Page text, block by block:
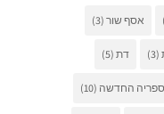
אסף שור(3)
(3) דת(5)
החדשה (10)